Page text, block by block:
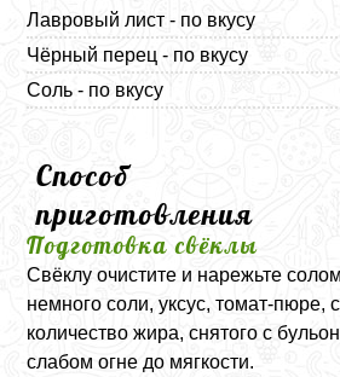
Лавровый лист - по вкусу
Чёрный перец - по вкусу
Соль - по вкусу
Способ
приготовления
Подготовка свёклы
Свёклу очистите и нарежьте
немного соли, уксус, томат-пюре,
количество жира, снятого с
слабом огне до мягкости.